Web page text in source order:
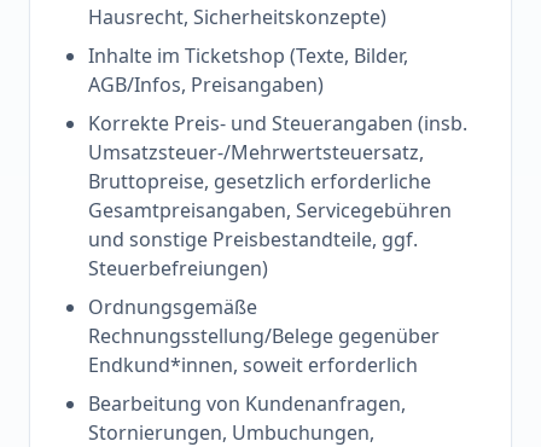
Hausrecht, Sicherheitskonzepte)
Inhalte im Ticketshop (Texte, Bilder,
AGB/Infos, Preisangaben)
Korrekte Preis- und Steuerangaben (insb.
Umsatzsteuer-/Mehrwertsteuersatz,
Bruttopreise, gesetzlich erforderliche
Gesamtpreisangaben, Servicegebühren
und sonstige Preisbestandteile, ggf.
Steuerbefreiungen)
Ordnungsgemäße
Rechnungsstellung/Belege gegenüber
Endkund*innen, soweit erforderlich
Bearbeitung von Kundenanfragen,
Stornierungen, Umbuchungen,